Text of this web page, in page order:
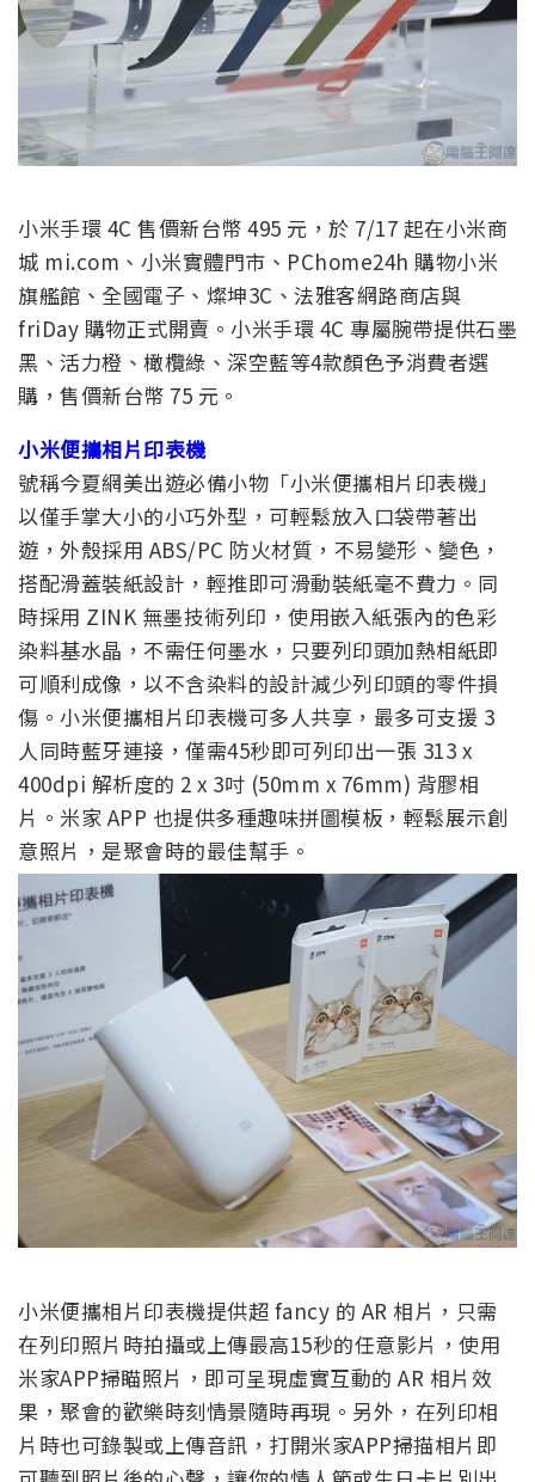
小米手環 4C 售價新台幣 495 元，於 7/17 起在小米商
城 mi.com、小米實體門市、PChome24h 購物小米
旗艦館、全國電子、燦坤3C、法雅客網路商店與
friDay 購物正式開賣。小米手環 4C 專屬腕帶提供石墨
黑、活力橙、橄欖綠、深空藍等4款顏色予消費者選
購，售價新台幣 75 元。
小米便攜相片印表機
號稱今夏網美出遊必備小物「小米便攜相片印表機」
以僅手掌大小的小巧外型，可輕鬆放入口袋帶著出
遊，外殼採用 ABS/PC 防火材質，不易變形、變色，
搭配滑蓋裝紙設計，輕推即可滑動裝紙毫不費力。同
時採用 ZINK 無墨技術列印，使用嵌入紙張內的色彩
染料基水晶，不需任何墨水，只要列印頭加熱相紙即
可順利成像，以不含染料的設計減少列印頭的零件損
傷。小米便攜相片印表機可多人共享，最多可支援 3
人同時藍牙連接，僅需45秒即可列印出一張 313 x
400dpi 解析度的 2 x 3吋 (50mm x 76mm) 背膠相
片。米家 APP 也提供多種趣味拼圖模板，輕鬆展示創
意照片，是聚會時的最佳幫手。
小米便攜相片印表機提供超 fancy 的 AR 相片，只需
在列印照片時拍攝或上傳最高15秒的任意影片，使用
米家APP掃瞄照片，即可呈現虛實互動的 AR 相片效
果，聚會的歡樂時刻情景隨時再現。另外，在列印相
片時也可錄製或上傳音訊，打開米家APP掃描相片即